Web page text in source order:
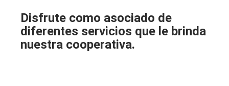
Disfrute como asociado de
diferentes servicios que le brinda
nuestra cooperativa.